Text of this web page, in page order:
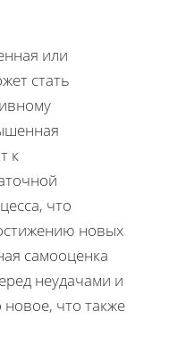
или
стать
к
что
новых
самооценка
неудачами и
что также